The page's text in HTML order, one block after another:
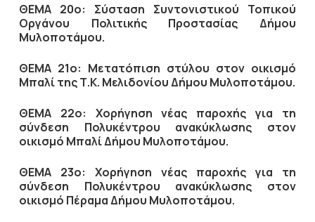
ΘΕΜΑ 20ο: Σύσταση Συντονιστικού Τοπικού
Οργάνου Πολιτικής Προστασίας Δήμου
Μυλοποτάμου.
ΘΕΜΑ 21ο: Μετατόπιση στύλου στον οικισμό
Μπαλί της Τ.Κ. Μελιδονίου Δήμου Μυλοποτάμου.
ΘΕΜΑ 22ο: Χορήγηση νέας παροχής για τη
σύνδεση Πολυκέντρου ανακύκλωσης στον
οικισμό Μπαλί Δήμου Μυλοποτάμου.
ΘΕΜΑ 23ο: Χορήγηση νέας παροχής για τη
σύνδεση Πολυκέντρου ανακύκλωσης στον
οικισμό Πέραμα Δήμου Μυλοποτάμου.